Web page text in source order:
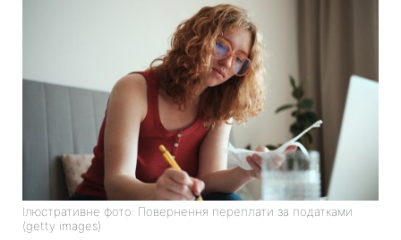
Ілюстративне фото: Повернення переплати за податками
(getty images)